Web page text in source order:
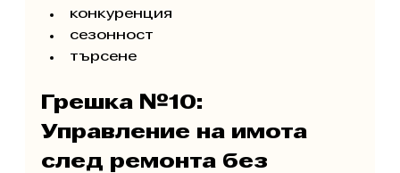
конкуренция
сезонност
търсене
Грешка №10:
Управление на имота
след ремонта без